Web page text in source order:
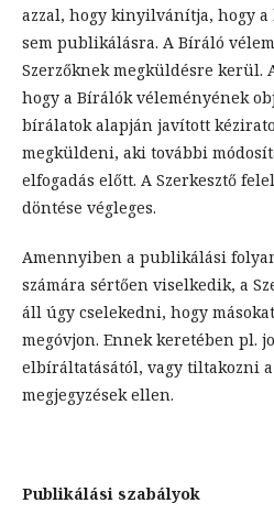
azzal, hogy kinyilvánítja, hogy a
sem publikálásra. A Bíráló
Szerzőknek megküldésre kerül.
hogy a Bírálók véleményének
bírálatok alapján javított
megküldeni, aki további
elfogadás előtt. A Szerkesztő
döntése végleges.
Amennyiben a publikálási
számára sértően viselkedik, a
áll úgy cselekedni, hogy
megóvjon. Ennek keretében pl.
elbíráltatásától, vagy tiltakozni
megjegyzések ellen.
Publikálási szabályok